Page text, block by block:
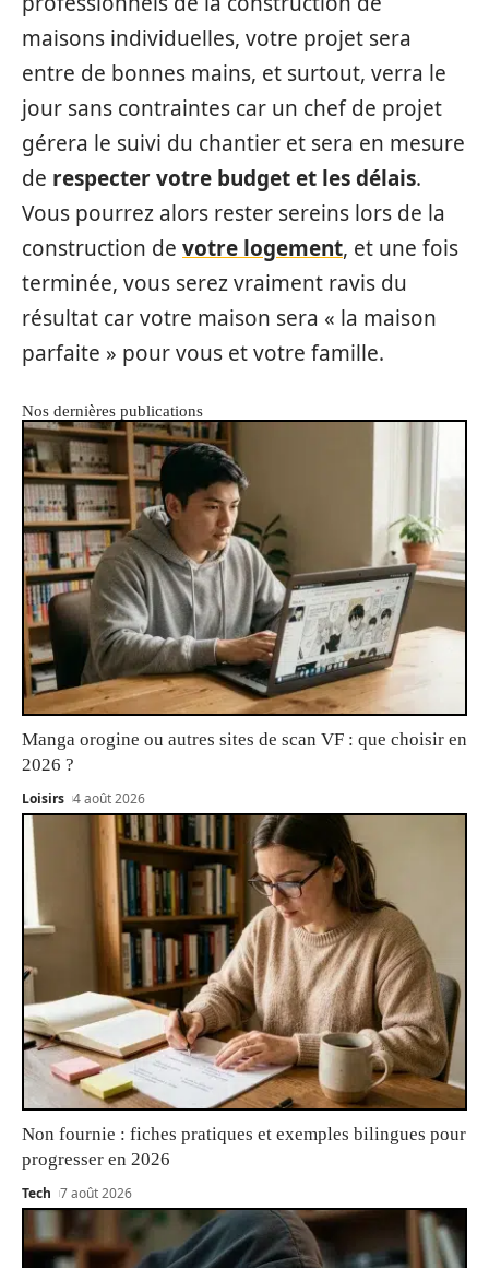
maisons individuelles, votre projet sera
entre de bonnes mains, et surtout, verra le
jour sans contraintes car un chef de projet
gérera le suivi du chantier et sera en mesure
de respecter votre budget et les délais.
Vous pourrez alors rester sereins lors de la
construction de votre logement, et une fois
terminée, vous serez vraiment ravis du
résultat car votre maison sera « la maison
parfaite » pour vous et votre famille.
Nos dernières publications
Manga orogine ou autres sites de scan VF : que choisir en
2026 ?
Loisirs 4 août 2026
Non fournie : fiches pratiques et exemples bilingues pour
progresser en 2026
Tech 7 août 2026